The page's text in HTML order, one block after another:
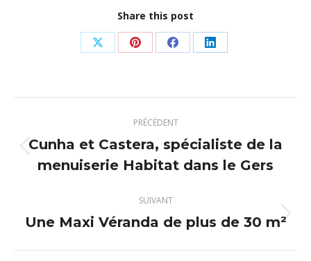
Share this post
Partager
X
Partager
Pinterest
Partager
Facebook
Partager
LinkedIn
article
PRÉCÉDENT
Article
précédent
Cunha et Castera, spécialiste de la
menuiserie Habitat dans le Gers
SUIVANT
Article
Une Maxi Véranda de plus de 30 m²